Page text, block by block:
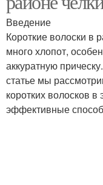
Введение
Короткие волоски в
много хлопот,
аккуратную
статье мы
коротких волосков
эффективные